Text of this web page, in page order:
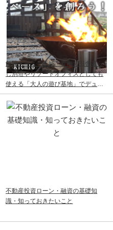
飯能ベース｜飯能・青梅で田舎暮ら
し別荘やリゾートオフィスとしても
使える「大人の遊び基地」でデュア
ルライフ
不動産投資ローン・融資の基礎知
識・知っておきたいこと